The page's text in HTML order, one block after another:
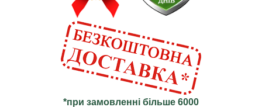
*при замовленні більше 6000